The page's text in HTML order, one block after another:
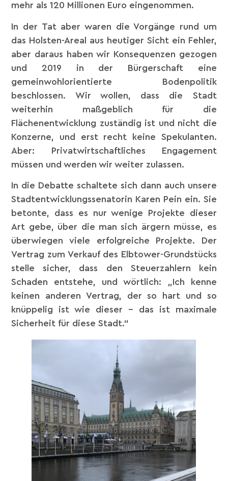
mehr als 120 Millionen Euro eingenommen.
In der Tat aber waren die Vorgänge rund um
das Holsten-Areal aus heutiger Sicht ein Fehler,
aber daraus haben wir Konsequenzen gezogen
und 2019 in der Bürgerschaft eine
gemeinwohlorientierte Bodenpolitik
beschlossen. Wir wollen, dass die Stadt
weiterhin maßgeblich für die
Flächenentwicklung zuständig ist und nicht die
Konzerne, und erst recht keine Spekulanten.
Aber: Privatwirtschaftliches Engagement
müssen und werden wir weiter zulassen.
In die Debatte schaltete sich dann auch unsere
Stadtentwicklungssenatorin Karen Pein ein. Sie
betonte, dass es nur wenige Projekte dieser
Art gebe, über die man sich ärgern müsse, es
überwiegen viele erfolgreiche Projekte. Der
Vertrag zum Verkauf des Elbtower-Grundstücks
stelle sicher, dass den Steuerzahlern kein
Schaden entstehe, und wörtlich: „Ich kenne
keinen anderen Vertrag, der so hart und so
knüppelig ist wie dieser – das ist maximale
Sicherheit für diese Stadt.“